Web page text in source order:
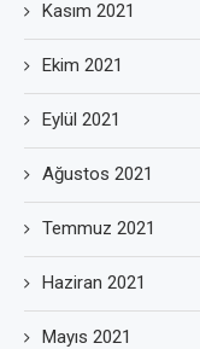
Kasım 2021
Ekim 2021
Eylül 2021
Ağustos 2021
Temmuz 2021
Haziran 2021
Mayıs 2021